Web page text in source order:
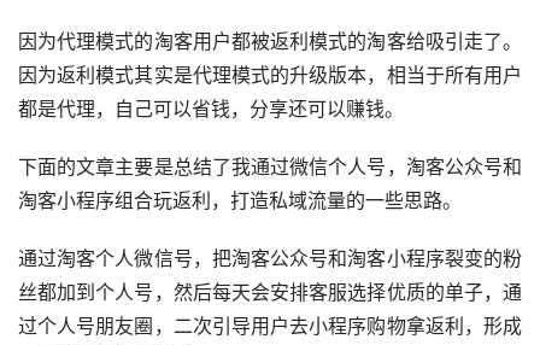
因为代理模式的淘客用户都被返利模式的淘客给吸引走了。
因为返利模式其实是代理模式的升级版本，相当于所有用户
都是代理，自己可以省钱，分享还可以赚钱。
下面的文章主要是总结了我通过微信个人号，淘客公众号和
淘客小程序组合玩返利，打造私域流量的一些思路。
通过淘客个人微信号，把淘客公众号和淘客小程序裂变的粉
丝都加到个人号，然后每天会安排客服选择优质的单子，通
过个人号朋友圈，二次引导用户去小程序购物拿返利，形成